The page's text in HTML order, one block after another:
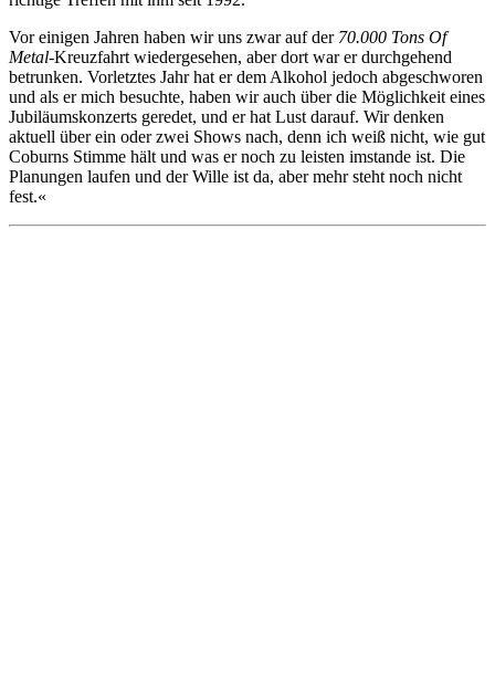
Vor einigen Jahren haben wir uns zwar auf der 70.000 Tons Of
Metal-Kreuzfahrt wiedergesehen, aber dort war er durchgehend
betrunken. Vorletztes Jahr hat er dem Alkohol jedoch abgeschworen
und als er mich besuchte, haben wir auch über die Möglichkeit eines
Jubiläumskonzerts geredet, und er hat Lust darauf. Wir denken
aktuell über ein oder zwei Shows nach, denn ich weiß nicht, wie gut
Coburns Stimme hält und was er noch zu leisten imstande ist. Die
Planungen laufen und der Wille ist da, aber mehr steht noch nicht
fest.«